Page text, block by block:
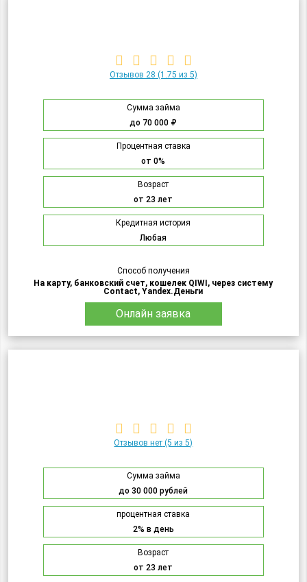
Отзывов 28 (1.75 из 5)
Сумма займа
до 70 000 ₽
Процентная ставка
от 0%
Возраст
от 23 лет
Кредитная история
Любая
Способ получения
На карту, банковский счет, кошелек QIWI, через систему
Contact, Yandex.Деньги
Онлайн заявка
Отзывов нет (5 из 5)
Сумма займа
до 30 000 рублей
процентная ставка
2% в день
Возраст
от 23 лет